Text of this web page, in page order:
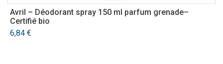
Avril – Déodorant spray 150 ml parfum grenade–
Certifié bio
6,84 €